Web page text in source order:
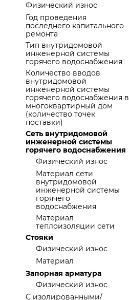
Физический износ
Год проведения
последнего капитального
ремонта
Тип внутридомовой
инженерной системы
горячего водоснабжения
Количество вводов
внутридомовой
инженерной системы
горячего водоснабжения в
многоквартирный дом
(количество точек
поставки)
Сеть внутридомовой
инженерной системы
горячего водоснабжения
Физический износ
Материал сети
внутридомовой
инженерной системы
горячего
водоснабжения
Материал
теплоизоляции сети
Стояки
Физический износ
Материал
Запорная арматура
Физический износ
С изолированными/